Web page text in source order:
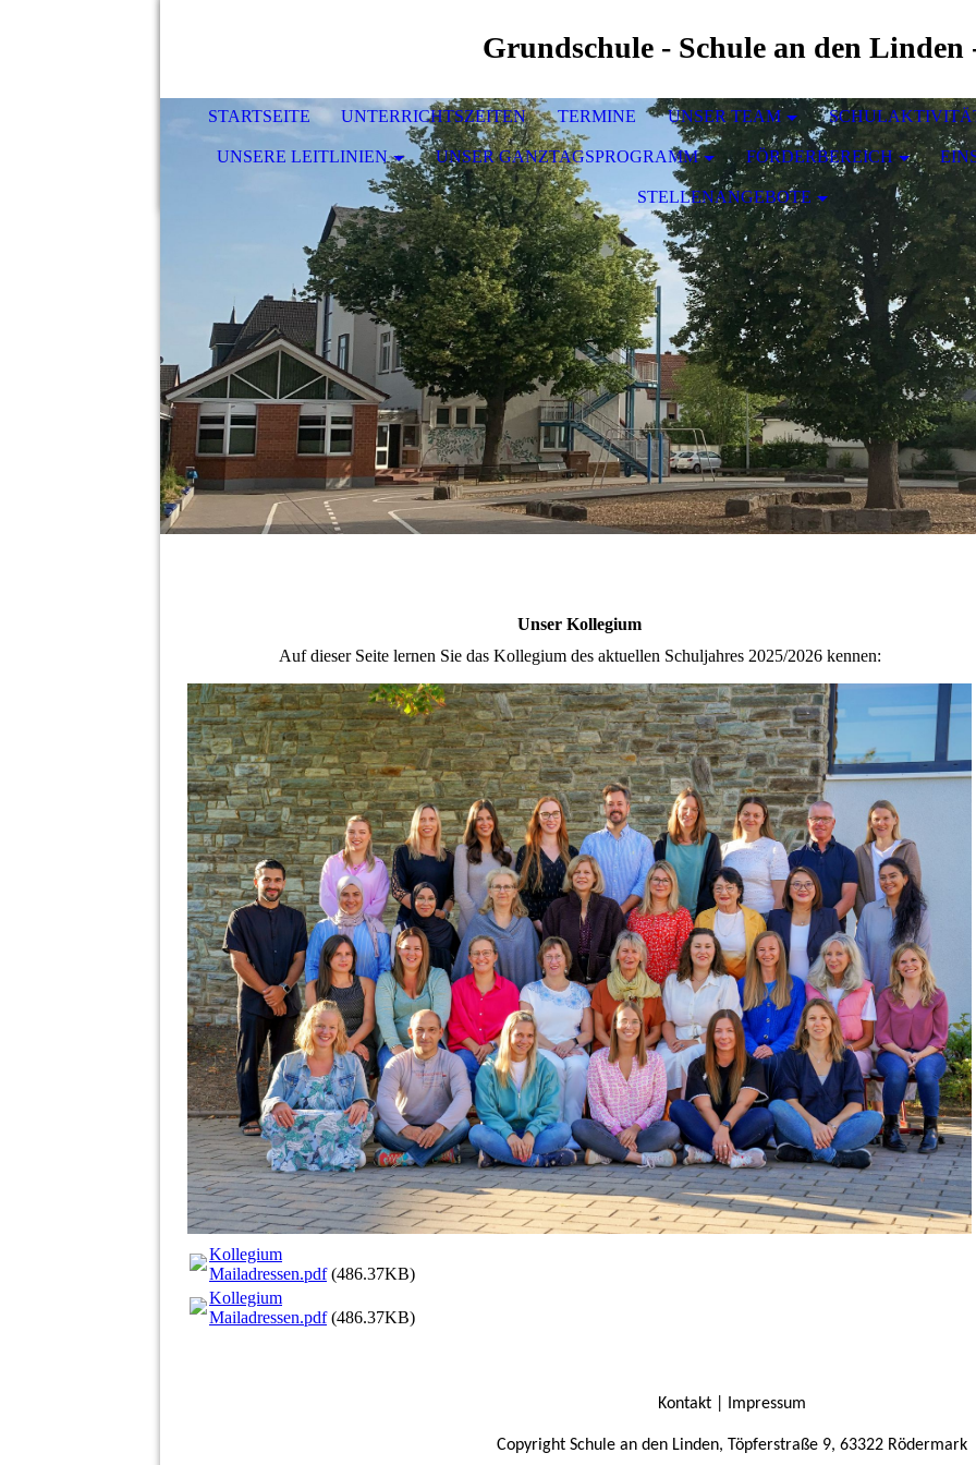
Grundschule - Schule an den Linden
STARTSEITE UNTERRICHTSZEITEN TERMINE UNSER TEAM
UNSERE LEITLINIEN UNSER GANZTAGSPROGRAMM FÖRDERBEREICH
STELLENANGEBOTE
Unser Kollegium
Auf dieser Seite lernen Sie das Kollegium des aktuellen Schuljahres 2025/2026 kennen:
Kollegium
Mailadressen.pdf(486.37KB)
Kollegium
Mailadressen.pdf(486.37KB)
Kontakt | Impressum
Copyright Schule an den Linden, Töpferstraße 9, 63322 Rödermark